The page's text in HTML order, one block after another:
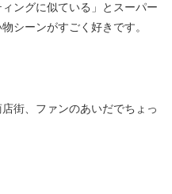
ングに似ている」とスーパー
シーンがすごく好きです。
街、ファンのあいだでちょっ